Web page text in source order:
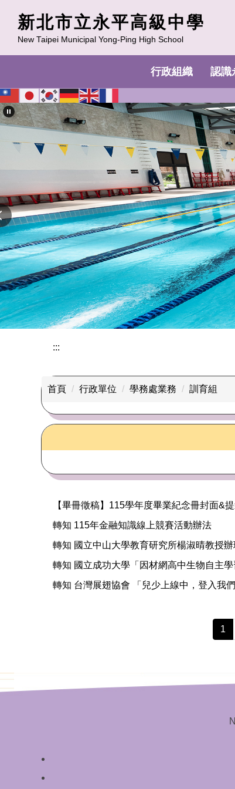
區
新北市立永平高級中學
New Taipei Municipal Yong-Ping High School
行政組織 認識
:::
首頁 行政單位 學務處業務 訓育組
【畢冊徵稿】115學年度畢業紀念冊封面&
轉知 115年金融知識線上競賽活動辦法
轉知 國立中山大學教育研究所楊淑晴教授
轉知 國立成功大學「因材網高中生物自主學
轉知 台灣展翅協會 「兒少上線中，登入我
1